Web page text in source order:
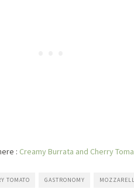
: Creamy Burrata and Cherry
TOMATO GASTRONOMY